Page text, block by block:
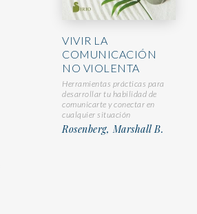
VIVIR LA
COMUNICACIÓN
NO VIOLENTA
Herramientas prácticas para
desarrollar tu habilidad de
comunicarte y conectar en
cualquier situación
Rosenberg, Marshall B.